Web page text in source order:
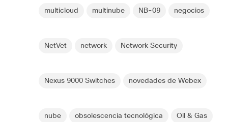
multicloud multinube NB-09 negocios
NetVet network Network Security
Nexus 9000 Switches novedades de Webex
nube obsolescencia tecnológica Oil & Gas